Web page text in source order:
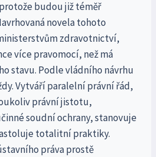
budou již téměř
novela tohoto
zdravotnictví,
více pravomocí, než má
stavu. Podle vládního návrhu
Vytváří paralelní právní řád,
právní jistotu,
soudní ochrany, stanovuje
totalitní praktiky.
práva prostě